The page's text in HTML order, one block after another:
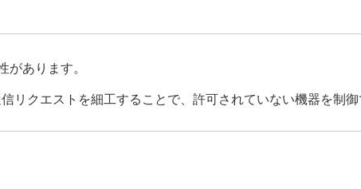
があります。
リクエストを細工することで、許可されていない機器を制御